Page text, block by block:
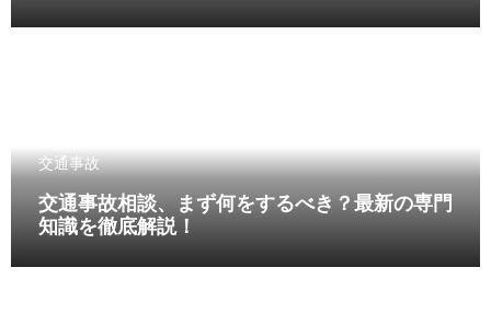
交通事故
交通事故相談、まず何をするべき？最新の専門
知識を徹底解説！